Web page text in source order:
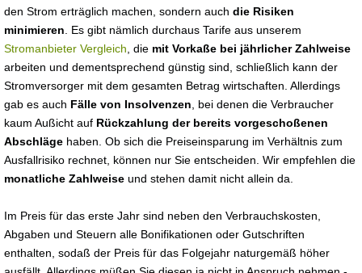
den Strom erträglich machen, sondern auch die Risiken
minimieren . Es gibt nämlich durchaus Tarife aus unserem
Stromanbieter Vergleich , die mit Vorkaße bei jährlicher Zahlweise
arbeiten und dementsprechend günstig sind, schließlich kann der
Stromversorger mit dem gesamten Betrag wirtschaften. Allerdings
gab es auch Fälle von Insolvenzen , bei denen die Verbraucher
kaum Außicht auf Rückzahlung der bereits vorgeschoßenen
Abschläge haben. Ob sich die Preiseinsparung im Verhältnis zum
Ausfallrisiko rechnet, können nur Sie entscheiden. Wir empfehlen die
monatliche Zahlweise und stehen damit nicht allein da.
Im Preis für das erste Jahr sind neben den Verbrauchskosten,
Abgaben und Steuern alle Bonifikationen oder Gutschriften
enthalten, sodaß der Preis für das Folgejahr naturgemäß höher